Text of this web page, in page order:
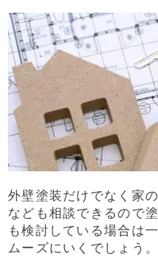
外壁塗装だけでなく家
なども相談できるので
も検討している場合は
ムーズにいくでしょう。